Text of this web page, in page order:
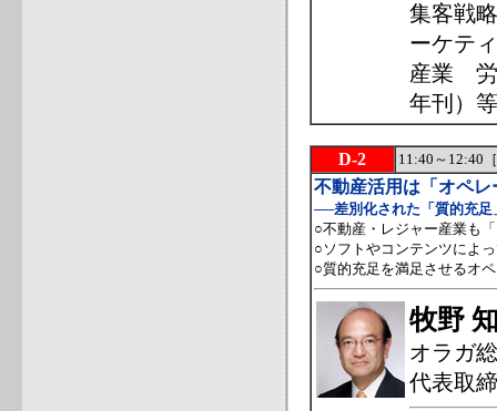
集客戦
ーケテ
産業 労
年刊）
D-2 11:40～12:40
不動産活用は「オペ
──差別化された「質的充足
○不動産・レジャー産業も
○ソフトやコンテンツによ
○質的充足を満足させるオ
牧野
オラガ
代表取